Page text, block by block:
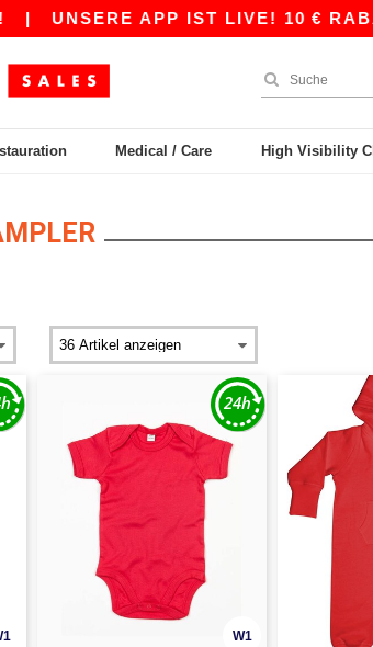
UNSERE APP IST LIVE! 10 €
Medical / Care High Visibility
W1